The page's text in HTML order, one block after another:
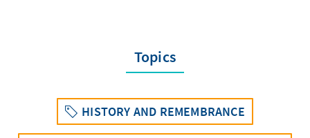
Topics
HISTORY AND REMEMBRANCE